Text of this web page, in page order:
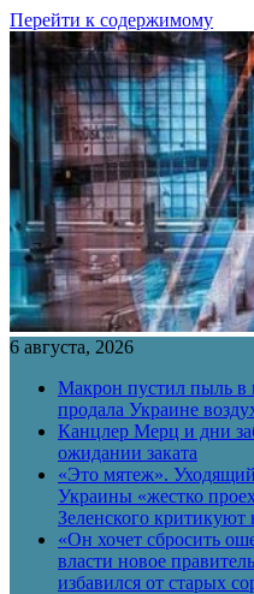
Перейти к содержимому
6 августа, 2026
Макрон пустил пыль в
продала Украине
Канцлер Мерц и дни
ожидании заката
«Это мятеж».
Украины «жестко
Зеленского критикуют
«Он хочет сбросить
власти новое
избавился от старых